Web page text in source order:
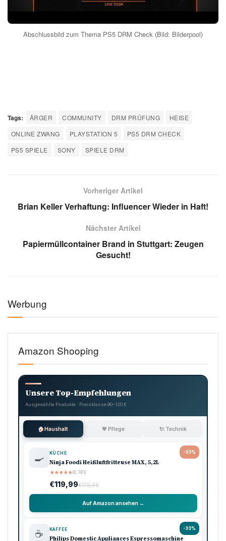
Abschlussbild zum Thema PS5 DRM Check (Bild: Bilderpool)
Tags: ÄRGER COMMUNITY DRM PRÜFUNG
HEISE
ONLINE ZWANG
PLAYSTATION 5
PS5 DRM CHECK
PS5 SPIELE
SONY SPIELE DRM
Vorheriger Artikel
Brian Keller Verhaftung: Influencer Wieder in Haft!
Nächster Artikel
Papiermüllcontainer Brand in Stuttgart: Zeugen
Gesucht!
Werbung
Amazon Shooping
Unsere Top-Empfehlungen
Ausgewählte Produkte · Preisklasse 90–120 €
🏠 Haushalt 💖 Pflege 🔌 Technik
-33%
🍳 KÜCHE
Ninja Foodi Heißluftfritteuse MAX, 5,2L
★★★★★(8.740)
€119,99€179,99
Auf Amazon ansehen →
-33%
☕ KAFFEE
Philips Domestic Appliances Espressomaschine